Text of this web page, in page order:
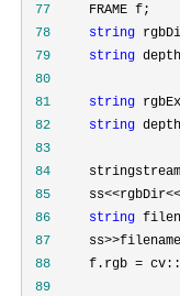
77
78
string
79
string
80
81
string
82
string
83
84
85
86
string
87
     ss>>
88
     f.rgb =
89